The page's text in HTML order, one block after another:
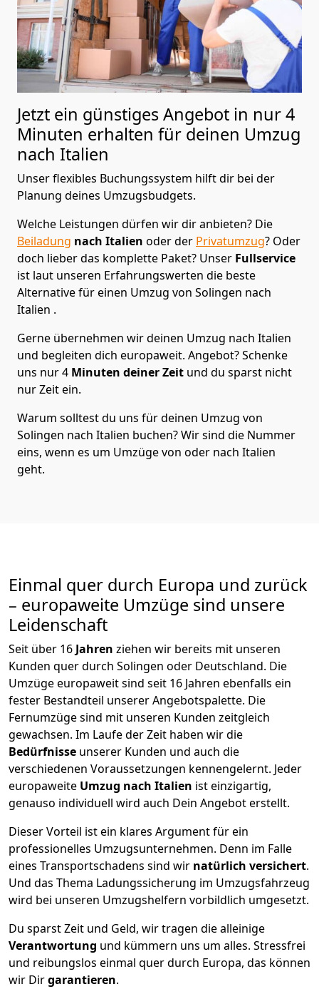
Jetzt ein günstiges Angebot in nur4
Minuten erhalten für deinen Umzug
nach Italien
Unser flexibles Buchungssystem hilft dir bei der
Planung deines Umzugsbudgets.
Welche Leistungen dürfen wir dir anbieten? Die
Beiladung nach Italien oder der Privatumzug? Oder
doch lieber das komplette Paket? Unser Fullservice
ist laut unseren Erfahrungswerten die beste
Alternative für einen Umzug von Solingen nach
Italien .
Gerne übernehmen wir deinen Umzug nach Italien
und begleiten dich europaweit. Angebot? Schenke
uns nur4 Minuten deiner Zeit und du sparst nicht
nur Zeit ein.
Warum solltest du uns für deinen Umzug von
Solingen nach Italien buchen? Wir sind die Nummer
eins, wenn es um Umzüge von oder nach Italien
geht.
Einmal quer durch Europa und zurück
– europaweite Umzüge sind unsere
Leidenschaft
Seit über 16 Jahren ziehen wir bereits mit unseren
Kunden quer durch Solingen oder Deutschland. Die
Umzüge europaweit sind seit 16 Jahren ebenfalls ein
fester Bestandteil unserer Angebotspalette. Die
Fernumzüge sind mit unseren Kunden zeitgleich
gewachsen. Im Laufe der Zeit haben wir die
Bedürfnisse unserer Kunden und auch die
verschiedenen Voraussetzungen kennengelernt. Jeder
europaweite Umzug nach Italien ist einzigartig,
genauso individuell wird auch Dein Angebot erstellt.
Dieser Vorteil ist ein klares Argument für ein
professionelles Umzugsunternehmen. Denn im Falle
eines Transportschadens sind wir natürlich versichert.
Und das Thema Ladungssicherung im Umzugsfahrzeug
wird bei unseren Umzugshelfern vorbildlich umgesetzt.
Du sparst Zeit und Geld, wir tragen die alleinige
Verantwortung und kümmern uns um alles. Stressfrei
und reibungslos einmal quer durch Europa, das können
wir Dirgarantieren.